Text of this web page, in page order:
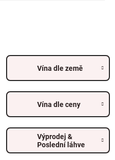
Vína dle země
Vína dle ceny
Výprodej &
Poslední láhve